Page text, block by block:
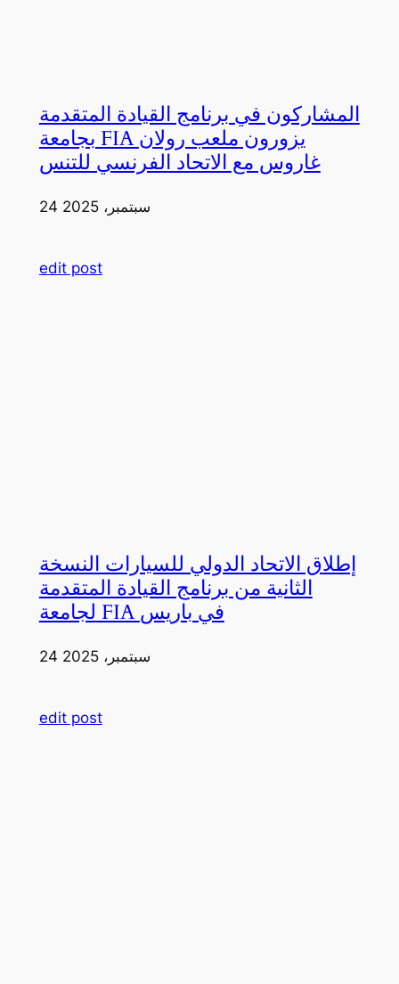
المشاركون في برنامج القيادة المتقدمة
بجامعة FIA يزورون ملعب رولان
غاروس مع الاتحاد الفرنسي للتنس
24 سبتمبر، 2025
edit post
إطلاق الاتحاد الدولي للسيارات النسخة
الثانية من برنامج القيادة المتقدمة
لجامعة FIA في باريس
24 سبتمبر، 2025
edit post